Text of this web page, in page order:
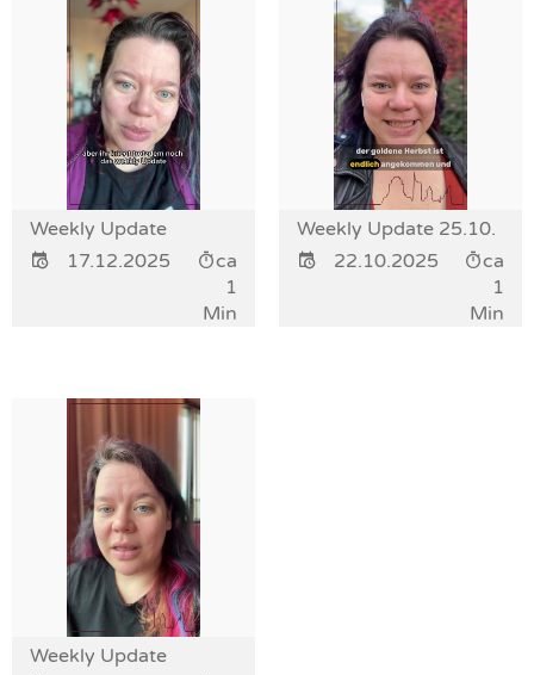
Weekly Update
17.12.2025
ca
1
Min
Weekly Update 25.10.
22.10.2025
ca
1
Min
Weekly Update